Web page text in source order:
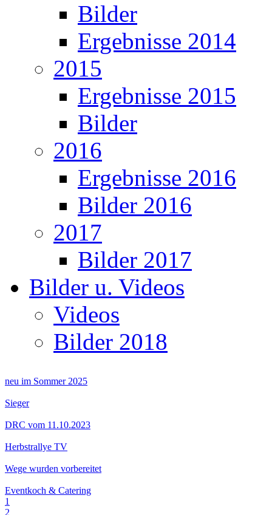
Bilder
Ergebnisse 2014
2015
Ergebnisse 2015
Bilder
2016
Ergebnisse 2016
Bilder 2016
2017
Bilder 2017
Bilder u. Videos
Videos
Bilder 2018
neu im Sommer 2025
Sieger
DRC vom 11.10.2023
Herbstrallye TV
Wege wurden vorbereitet
Eventkoch & Catering
1
2